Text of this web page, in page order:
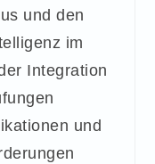
und den
im
Integration
und